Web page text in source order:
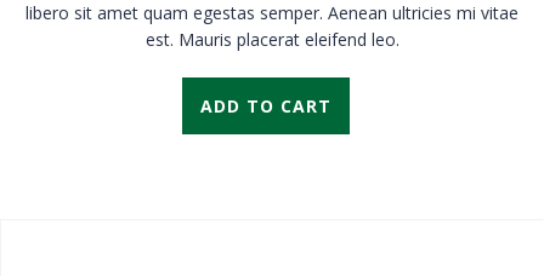
libero sit amet quam egestas semper. Aenean ultricies mi vitae
est. Mauris placerat eleifend leo.
ADD TO CART